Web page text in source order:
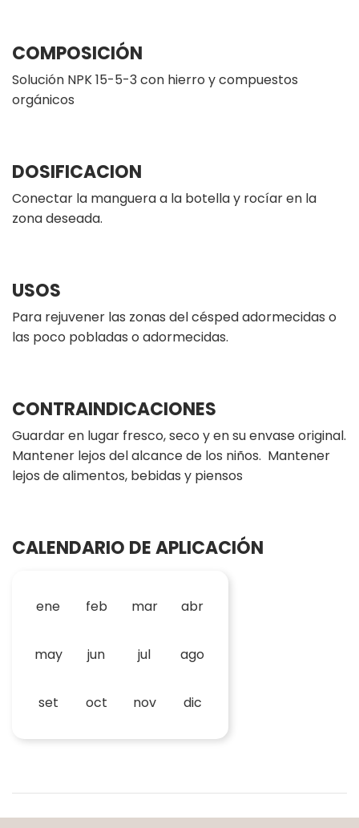
COMPOSICIÓN
Solución NPK 15-5-3 con hierro y compuestos
orgánicos
DOSIFICACION
Conectar la manguera a la botella y rocíar en la
zona deseada.
USOS
Para rejuvener las zonas del césped adormecidas o
las poco pobladas o adormecidas.
CONTRAINDICACIONES
Guardar en lugar fresco, seco y en su envase original.
Mantener lejos del alcance de los niños. Mantener
lejos de alimentos, bebidas y piensos
CALENDARIO DE APLICACIÓN
ene feb mar abr
may jun jul ago
set oct nov dic